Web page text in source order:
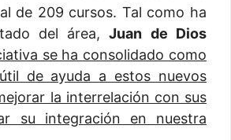
de 209 cursos. Tal como ha
del área,Juan de Dios
se ha consolidado como
de ayuda a estos nuevos
la interrelación con sus
su integración en nuestra